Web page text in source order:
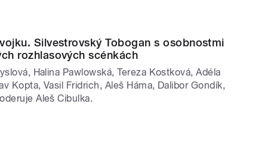
Radiožurnál rovněž živě odvysílá
bilanční řadu shrnující dění v domácí
kultuře a médiích v roce 2025 a
Léto s Rádiem Mama prostřednictvím
Kužílkem. Během svátků
a argumenty a připraví vánoční a
Silvestrovský Tobogan s osobnostmi
rozhlasových scénkách
Halina Pawlowská, Tereza Kostková, Adéla
Kopta, Vasil Fridrich, Aleš Háma, Dalibor Gondík,
Aleš Cibulka.